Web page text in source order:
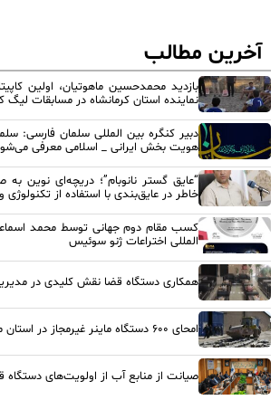
آخرین مطالب
بازدید محمدحسین ماهوتیان، اولین
نماینده استان کرمانشاه در مسابقات لیگ
دبیر کنگره بین المللی سلمان فارسی:
هویت بخش ایرانی _ اسلامی معرفی
“عایق گستر نانوبام”؛ دریچه‌ای نوین
خاطر در عایق‌بندی با استفاده از تکنولوژی
کسب مقام دوم جهانی توسط محمد
المللی اختراعات ژنو سوئیس
همکاری دستگاه قضا نقش کلیدی در
امحای ۶۰۰ دستگاه ماینر غیرمجاز در استان مرکزی
صیانت از منابع آب از اولویت‌های